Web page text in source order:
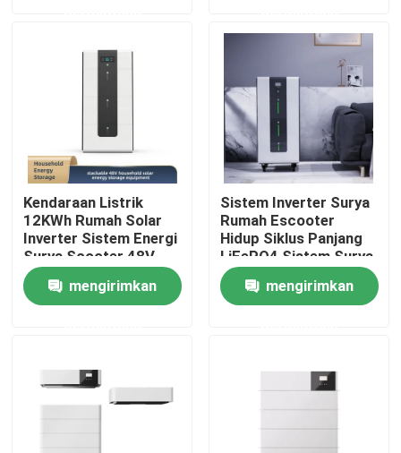
TENTANG KAMI
Tur Pabrik
Kontrol kualitas
Hubungi kami
Sel Baterai Litium Ion
Kendaraan Listrik
12KWh Rumah Solar
Inverter Sistem Energi
Surya Scooter 48V
mengirimkan
Sistem Inverter Surya
Rumah Escooter
Hidup Siklus Panjang
LiFePO4 Sistem Surya
mengirimkan